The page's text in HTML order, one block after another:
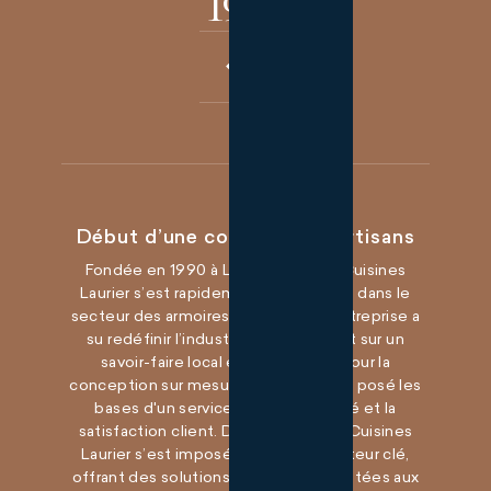
1990
Début d’une compagnie d’artisans
Fondée en 1990 à Laurier-Station, Cuisines
Laurier s’est rapidement démarquée dans le
secteur des armoires de cuisine. L’entreprise a
su redéfinir l’industrie en s’appuyant sur un
savoir-faire local et une passion pour la
conception sur mesure. L’entreprise a posé les
bases d'un service axé sur la qualité et la
satisfaction client. Dès ses débuts, Cuisines
Laurier s’est imposée comme un acteur clé,
offrant des solutions uniques et adaptées aux